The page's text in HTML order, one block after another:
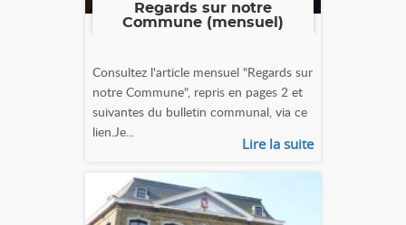
Regards sur notre
Commune (mensuel)
Consultez l'article mensuel "Regards sur
notre Commune", repris en pages 2 et
suivantes du bulletin communal, via ce
lien.Je...
Lire la suite